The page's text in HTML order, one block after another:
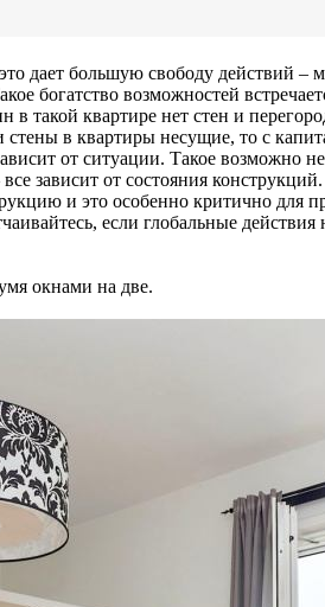
дает большую свободу действий
богатство возможностей
такой квартире нет стен и
в квартиры несущие, то с
от ситуации. Такое возможно
зависит от состояния
и это особенно критично для
если глобальные
окнами на две.